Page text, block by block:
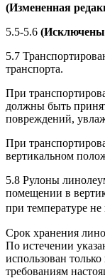
(Измененная
5.5-5.6
5.7
транспорта.
При
должны быть
повреждений,
При
вертикальном
5.8 Рулоны
помещении в
при температуре
Срок хранения
По истечении
использован
требованиям